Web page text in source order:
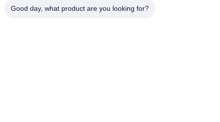
Good day, what product are you looking for?